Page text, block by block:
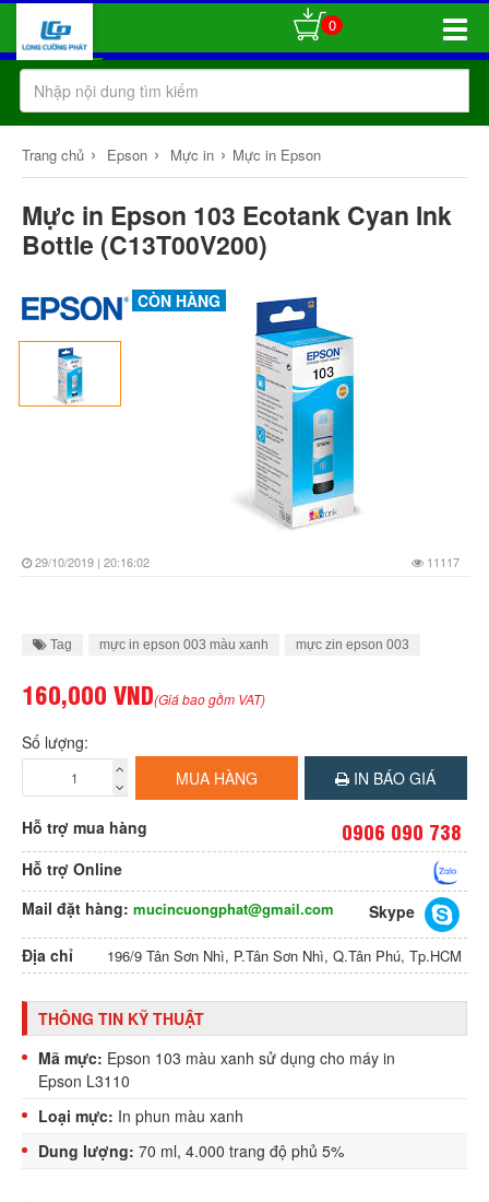
Toggle
0
Trang chủ › Epson › Mực in › Mực in Epson
Mực in Epson 103 Ecotank Cyan Ink
Bottle (C13T00V200)
CÒN HÀNG
29/10/2019 | 20:16:02 11117
Tag mực in epson 003 màu xanh mực zin epson 003
160,000 VND(Giá bao gồm VAT)
Số lượng:
MUA HÀNG
IN BÁO GIÁ
Hỗ trợ mua hàng 0906 090 738
Hỗ trợ Online
Mail đặt hàng: mucincuongphat@gmail.com
Skype
Địa chỉ
196/9 Tân Sơn Nhì, P.Tân Sơn Nhì, Q.Tân Phú, Tp.HCM
THÔNG TIN KỸ THUẬT
Mã mực: Epson 103 màu xanh sử dụng cho máy in
Epson L3110
Loại mực: In phun màu xanh
Dung lượng: 70 ml, 4.000 trang độ phủ 5%